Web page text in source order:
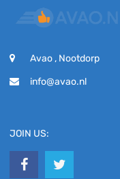
Avao , Nootdorp
info@avao.nl
JOIN US: